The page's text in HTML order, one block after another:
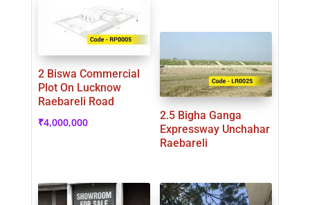
2 Biswa Commercial
Plot On Lucknow
Raebareli Road
₹4,000,000
2.5 Bigha Ganga
Expressway Unchahar
Raebareli